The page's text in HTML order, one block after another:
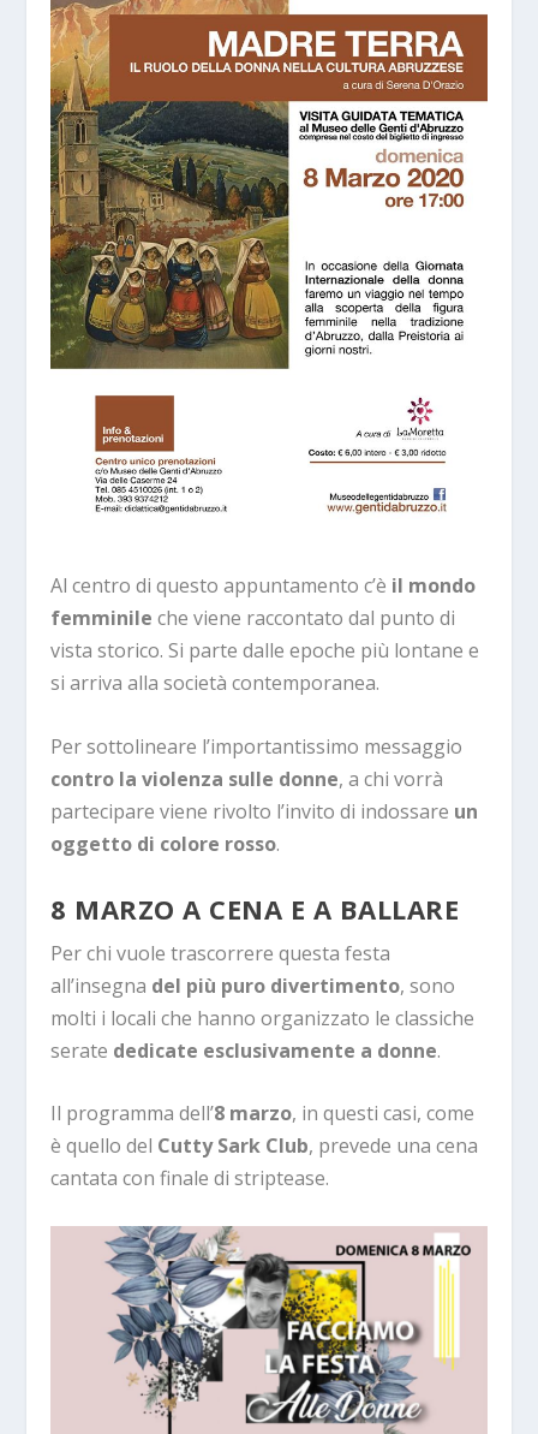
Al centro di questo appuntamento c’è il mondo
femminile che viene raccontato dal punto di
vista storico. Si parte dalle epoche più lontane e
si arriva alla società contemporanea.
Per sottolineare l’importantissimo messaggio
contro la violenza sulle donne, a chi vorrà
partecipare viene rivolto l’invito di indossare un
oggetto di colore rosso.
8 MARZO A CENA E A BALLARE
Per chi vuole trascorrere questa festa
all’insegna del più puro divertimento, sono
molti i locali che hanno organizzato le classiche
serate dedicate esclusivamente a donne.
Il programma dell’8 marzo, in questi casi, come
è quello del Cutty Sark Club, prevede una cena
cantata con finale di striptease.